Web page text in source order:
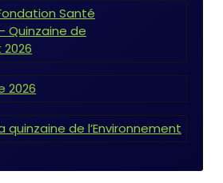
Santé
Quinzaine de
2026
quinzaine de l’Environnement